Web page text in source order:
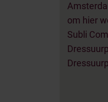
om hier
Subli